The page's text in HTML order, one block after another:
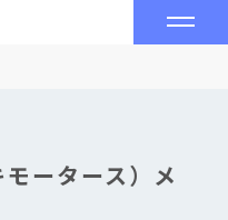
ータース）メ